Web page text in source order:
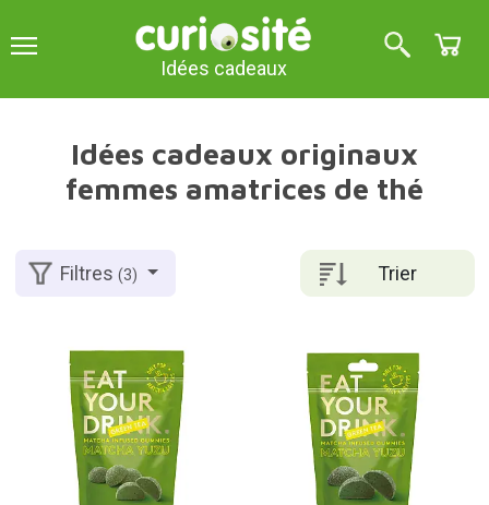
Idées cadeaux
Idées cadeaux originaux
femmes amatrices de thé
Trier
Filtres(3)